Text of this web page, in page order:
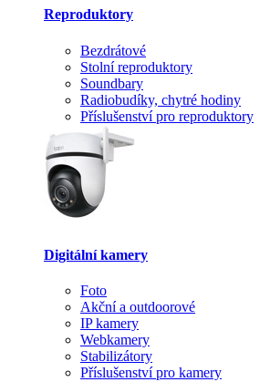
Reproduktory
Bezdrátové
Stolní reproduktory
Soundbary
Radiobudíky, chytré hodiny
Příslušenství pro reproduktory
Digitální kamery
Foto
Akční a outdoorové
IP kamery
Webkamery
Stabilizátory
Příslušenství pro kamery